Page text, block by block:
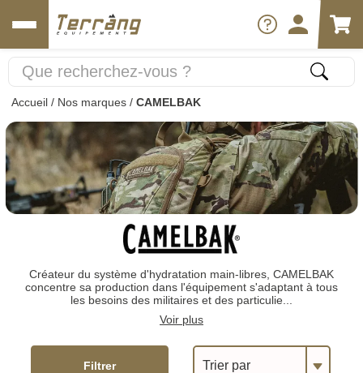
Accueil / Nos marques / CAMELBAK
Créateur du système d'hydratation main-libres, CAMELBAK
concentre sa production dans l'équipement s'adaptant à tous
les besoins des militaires et des particulie...
Voir plus
Trier par
Filtrer